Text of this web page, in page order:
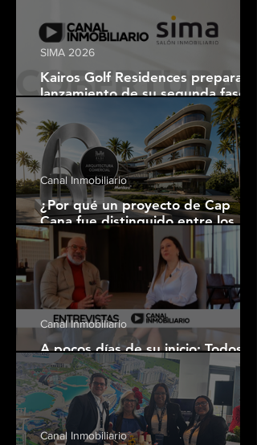
Kairos Golf Residences prepara el
lanzamiento de su segunda fase
tras el éxito comercial de su
primera etapa
SIMA 2026
¿Por qué un proyecto de Cap
Cana fue distinguido entre los
mejores desarrollos inmobiliarios
de América Latina?
Canal Inmobiliario
A pocos días de su inicio: Todos los
detalles de SIMA 2026
Canal Inmobiliario
Canal Inmobiliario